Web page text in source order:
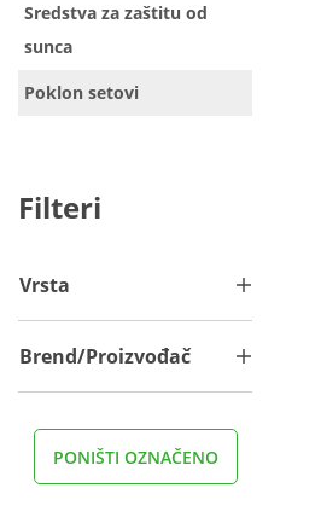
Sredstva za zaštitu od
sunca
Poklon setovi
Filteri
Vrsta
Brend/Proizvođač
PONIŠTI OZNAČENO